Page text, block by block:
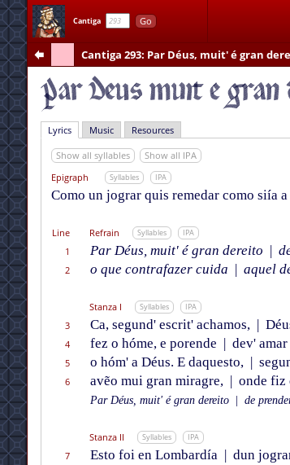
Cantiga Go
Cantiga 293: Par Déus, muit' é gran
Lyrics Music Resources
Show all syllables
Show all IPA
Epigraph
Syllables IPA
Como un jograr quis remedar como siía
Line Refrain Syllables IPA
1
Par Déus, muit' é gran dereito |
2
o que contrafazer cuida | aquel
Stanza I Syllables IPA
3 Ca, segund' escrit' achamos, |
4
fez o hóme, e porende | dev'
5
o hóm' a Déus. E daquesto, |
6
avẽo mui gran miragre, | onde fiz
Par Déus, muit' é gran dereito
de
Stanza II Syllables IPA
7 Esto foi en Lombardía | dun